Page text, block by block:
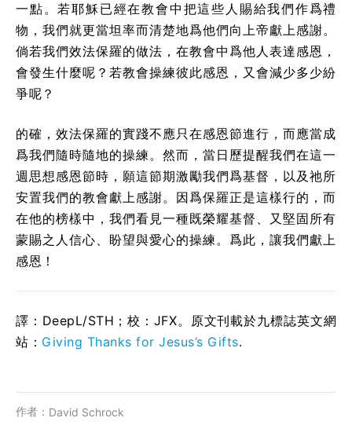
一點。若耶穌已經在教會中把這些人賜給我們作爲禮
物，我們就更當坦率而清楚地爲他們向上帝獻上感謝。
倘若我們效法保羅的做法，在教會中爲他人表達感恩，
會發生什麼呢？若教會操練彼此感恩，又會減少多少紛
爭呢？
的確，效法保羅的實踐不應只在感恩節進行，而應當成
爲我們隨時隨地的操練。然而，當日歷提醒我們在這一
週思想感恩節時，願這節期激勵我們爲基督，以及祂所
安置我們的教會獻上感謝。因爲保羅正是這樣行的，而
在他的榜樣中，我們看見一種既榮耀基督、又堅固所有
蒙賜之人信心、盼望與愛心的操練。爲此，讓我們獻上
感恩！
譯：DeepL/STH；校： JFX。原文刊載於九標誌英文網
站： Giving Thanks for Jesus’s Gifts.
作者： David Schrock